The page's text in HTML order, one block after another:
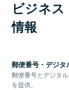
ビジネ
情報
郵便番号・デジタ
郵便番号とデジタ
を提供。